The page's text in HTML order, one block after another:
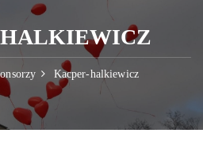
Kacper-halkiewicz